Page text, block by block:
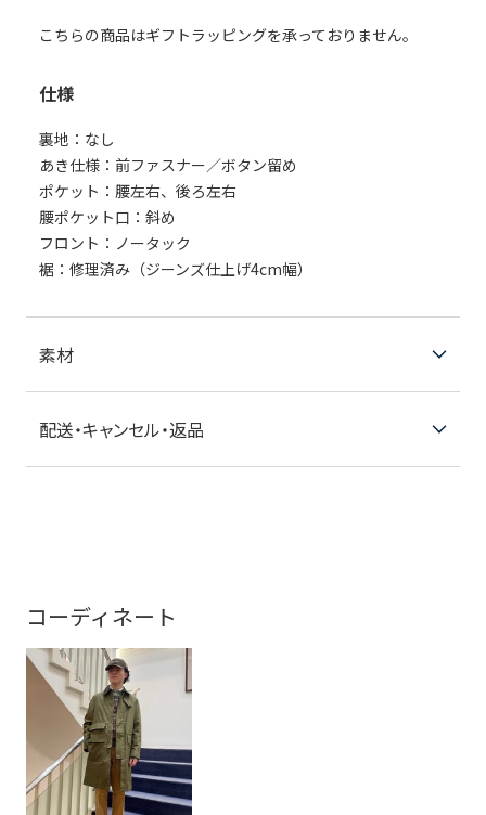
こちらの商品はギフトラッピングを承っておりません。
仕様
裏地：なし
あき仕様：前ファスナー／ボタン留め
ポケット：腰左右、後ろ左右
腰ポケット口：斜め
フロント：ノータック
裾：修理済み（ジーンズ仕上げ4cm幅）
素材
配送・キャンセル・返品
コーディネート